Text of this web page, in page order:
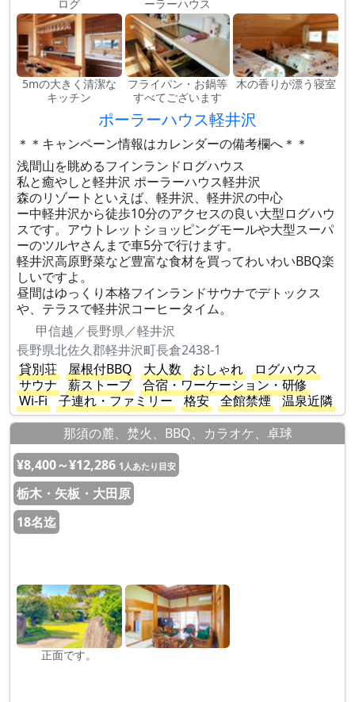
ログ ーラーハウス
5mの大きく清潔な
キッチン
フライパン・お鍋等
すべてございます
木の香りが漂う寝室
ポーラーハウス軽井沢
＊＊キャンペーン情報はカレンダーの備考欄へ＊＊
浅間山を眺めるフインランドログハウス
私と癒やしと軽井沢 ポーラーハウス軽井沢
森のリゾートといえば、軽井沢、軽井沢の中心
ー中軽井沢から徒歩10分のアクセスの良い大型ログハウ
スです。アウトレットショッピングモールや大型スーパ
ーのツルヤさんまで車5分で行けます。
軽井沢高原野菜など豊富な食材を買ってわいわいBBQ楽
しいですよ。
昼間はゆっくり本格フインランドサウナでデトックス
や、テラスで軽井沢コーヒータイム。
甲信越／長野県／軽井沢
長野県北佐久郡軽井沢町長倉2438-1
貸別荘
屋根付BBQ 大人数 おしゃれ
ログハウス
サウナ
薪ストーブ
合宿・ワーケーション・研修
Wi-Fi
子連れ・ファミリー 格安 全館禁煙
温泉近隣
那須の麓、焚火、BBQ、カラオケ、卓球
¥8,400～¥12,286 1人あたり目安
栃木・矢板・大田原
18名迄
正面です。